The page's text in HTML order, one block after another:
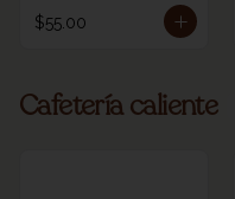
$55.00
Cafetería caliente